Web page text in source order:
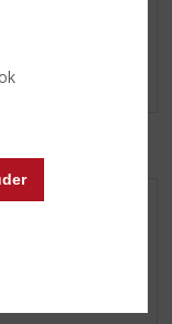
product